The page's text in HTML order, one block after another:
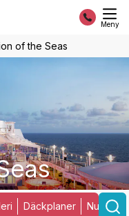
Meny
of the Seas
Däckplaner